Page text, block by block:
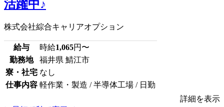
活躍中♪
株式会社綜合キャリアオプション
給与 時給1,065円〜
勤務地
福井県 鯖江市
寮・社宅 なし
仕事内容 軽作業・製造 / 半導体工場 / 日勤
詳細を表示